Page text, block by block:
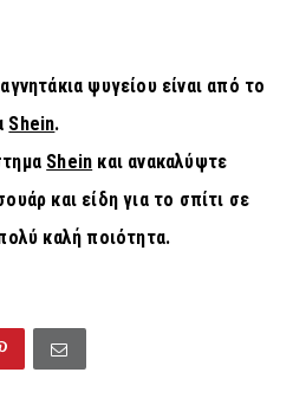
ψυγείου είναι από το
Shein.
Shein και ανακαλύψτε
και είδη για το σπίτι σε
καλή ποιότητα.